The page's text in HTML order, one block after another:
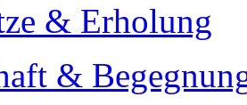
& Erholung
&